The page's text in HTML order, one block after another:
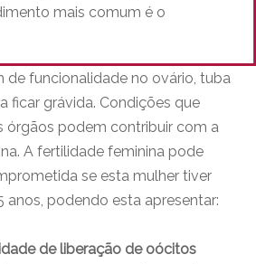
mais comum é o
de funcionalidade no ovário, tuba
ficar grávida. Condições que
órgãos podem contribuir com a
A fertilidade feminina pode
se esta mulher tiver
anos, podendo esta apresentar:
de liberação de oócitos